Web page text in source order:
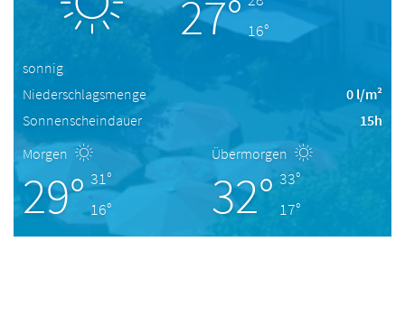
27° 16°
sonnig
Niederschlagsmenge
0 l/m²
Sonnenscheindauer
15h
Morgen
29° 31°
16°
Übermorgen
32° 33°
17°